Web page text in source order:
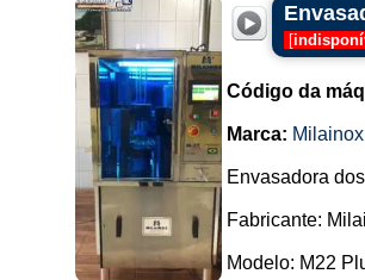
[
Código da
Marca: Milainox
Envasadora
Fabricante:
Modelo: M22